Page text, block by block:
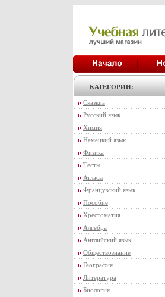
КАТЕГОРИИ:
Сказкиь
Русский язык
Химия
Немецкий язык
Физика
Тесты
Атласы
Французский язык
Пособие
Хрестоматия
Алгебра
Английский язык
Обществознание
География
Литература
Биология